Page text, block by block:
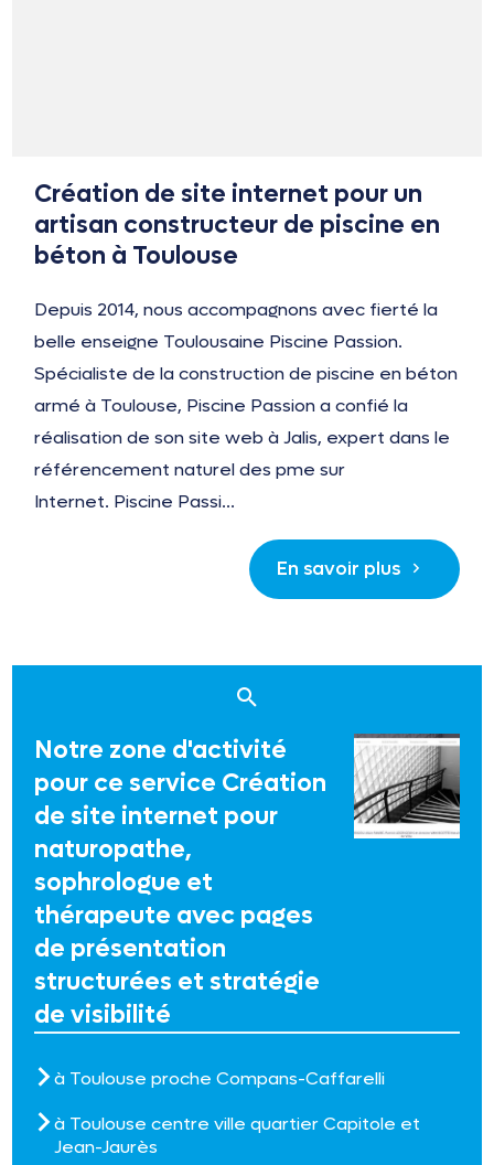
Création de site internet pour un
artisan constructeur de piscine en
béton à Toulouse
Depuis 2014, nous accompagnons avec fierté la
belle enseigne Toulousaine Piscine Passion.
Spécialiste de la construction de piscine en béton
armé à Toulouse, Piscine Passion a confié la
réalisation de son site web à Jalis, expert dans le
référencement naturel des pme sur
Internet. Piscine Passi...
En savoir plus
Notre zone d'activité
pour ce service Création
de site internet pour
naturopathe,
sophrologue et
thérapeute avec pages
de présentation
structurées et stratégie
de visibilité
à Toulouse proche Compans-Caffarelli
à Toulouse centre ville quartier Capitole et
Jean-Jaurès